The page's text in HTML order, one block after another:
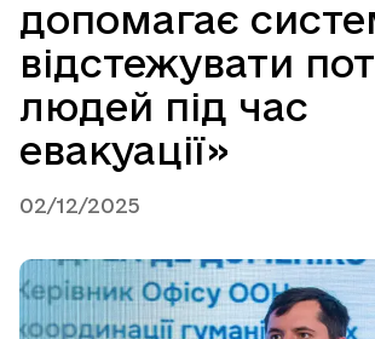
допомагає
відстежувати
людей під час
евакуації»
02/12/2025